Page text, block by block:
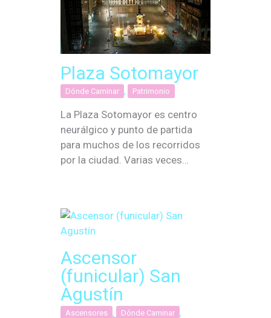
Plaza Sotomayor
Dónde Caminar , Patrimonio
La Plaza Sotomayor es centro
neurálgico y punto de partida
para muchos de los recorridos
por la ciudad. Varias veces…
Ascensor
(funicular) San
Agustín
Ascensores Dónde Caminar